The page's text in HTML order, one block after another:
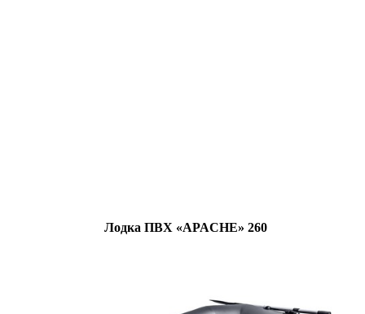
Лодка ПВХ «APACHE» 260